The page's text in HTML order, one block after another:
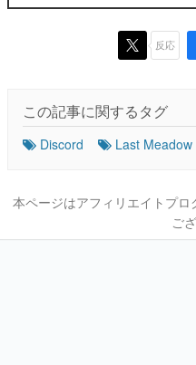
反応
この記事に関するタグ
Discord Last
本ページはアフィリエイトプ
ご